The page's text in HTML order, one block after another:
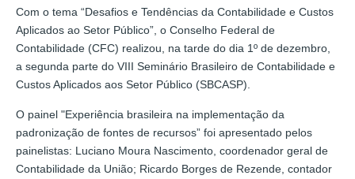
Com o tema “Desafios e Tendências da Contabilidade e Custos
Aplicados ao Setor Público”, o Conselho Federal de
Contabilidade (CFC) realizou, na tarde do dia 1º de dezembro,
a segunda parte do VIII Seminário Brasileiro de Contabilidade e
Custos Aplicados aos Setor Público (SBCASP).
O painel "Experiência brasileira na implementação da
padronização de fontes de recursos” foi apresentado pelos
painelistas: Luciano Moura Nascimento, coordenador geral de
Contabilidade da União; Ricardo Borges de Rezende, contador